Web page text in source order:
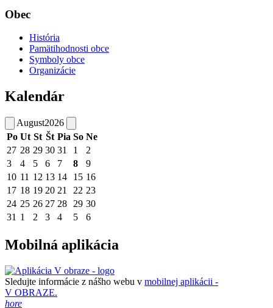
Obec
História
Pamätihodnosti obce
Symboly obce
Organizácie
Kalendár
August2026
Po Ut St Št Pia So Ne
27 28 29 30 31 1
2
3
4 5 6 7 8
9
10 11 12 13 14 15 16
17 18 19 20 21 22 23
24 25 26 27 28 29 30
31 1 2 3 4 5 6
Mobilná aplikácia
Sledujte informácie z nášho webu v mobilnej aplikácii -
V OBRAZE.
hore